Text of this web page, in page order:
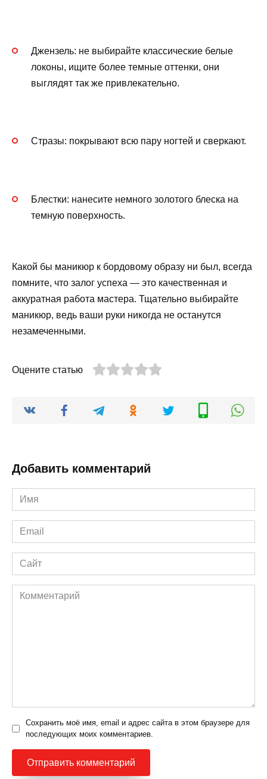
Джензель: не выбирайте классические белые
локоны, ищите более темные оттенки, они
выглядят так же привлекательно.
Стразы: покрывают всю пару ногтей и сверкают.
Блестки: нанесите немного золотого блеска на
темную поверхность.
Какой бы маникюр к бордовому образу ни был, всегда
помните, что залог успеха — это качественная и
аккуратная работа мастера. Тщательно выбирайте
маникюр, ведь ваши руки никогда не останутся
незамеченными.
Оцените статью
Добавить комментарий
Имя
*
Email
*
Сайт
Комментарий
Сохранить моё имя, email и адрес сайта в этом браузере для
последующих моих комментариев.